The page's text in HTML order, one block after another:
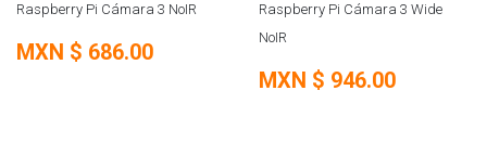
Raspberry Pi Cámara 3 NoIR
MXN $ 686.00
Raspberry Pi Cámara 3 Wide
NoIR
MXN $ 946.00